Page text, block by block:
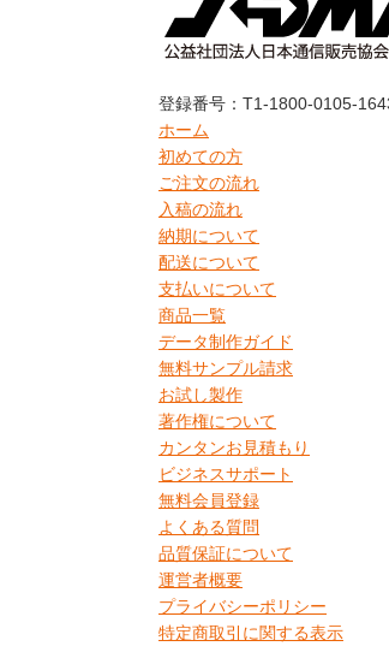
登録番号：T1-1800-0105-
ホーム
初めての方
ご注文の流れ
入稿の流れ
納期について
配送について
支払いについて
商品一覧
データ制作ガイド
無料サンプル請求
お試し製作
著作権について
カンタンお見積もり
ビジネスサポート
無料会員登録
よくある質問
品質保証について
運営者概要
プライバシーポリシー
特定商取引に関する表示